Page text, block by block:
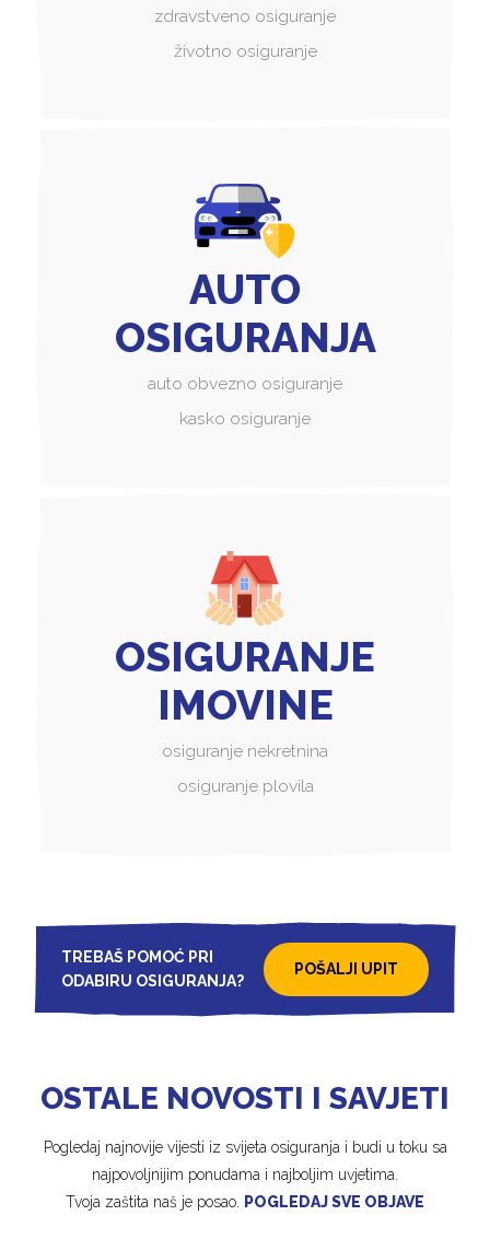
zdravstveno osiguranje
životno osiguranje
AUTO
OSIGURANJA
auto obvezno osiguranje
kasko osiguranje
OSIGURANJE
IMOVINE
osiguranje nekretnina
osiguranje plovila
TREBAŠ POMOĆ PRI
ODABIRU OSIGURANJA?
POŠALJI UPIT
OSTALE NOVOSTI I SAVJETI
Pogledaj najnovije vijesti iz svijeta osiguranja i budi u toku sa
najpovoljnijim ponudama i najboljim uvjetima.
Tvoja zaštita naš je posao. POGLEDAJ SVE OBJAVE